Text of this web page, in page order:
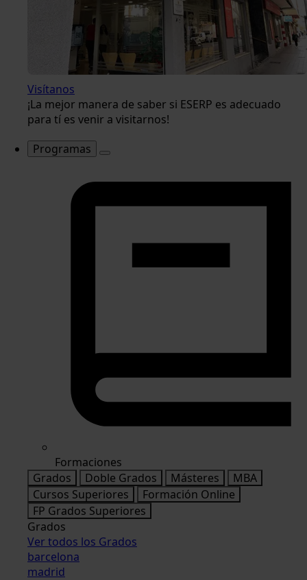
Visítanos
¡La mejor manera de saber si ESERP es adecuado
para tí es venir a visitarnos!
Programas
Formaciones
Grados
Doble Grados Másteres
MBA
Cursos Superiores
Formación Online
FP Grados Superiores
Grados
Ver todos los Grados
barcelona
madrid